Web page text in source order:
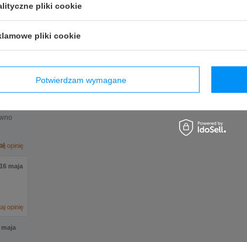
16 maja
maja
pliki cookie
pliki cookie
Potwierdzam wymagane